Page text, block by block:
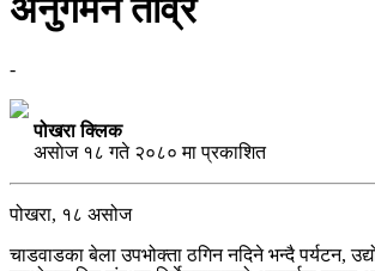
अनुगमन तीव्र
-
पोखरा क्लिक
असाेज १८ गते २०८० मा प्रकाशित
पोखरा, १८ असोज
चाडवाडका बेला उपभोक्ता ठगिन नदिने भन्दै पर्यटन,